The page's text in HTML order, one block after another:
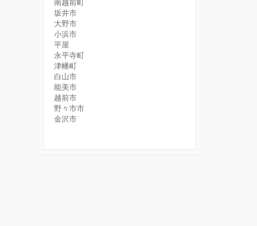
南越前町
坂井市
大野市
小浜市
平屋
永平寺町
津幡町
白山市
能美市
越前市
野々市市
金沢市